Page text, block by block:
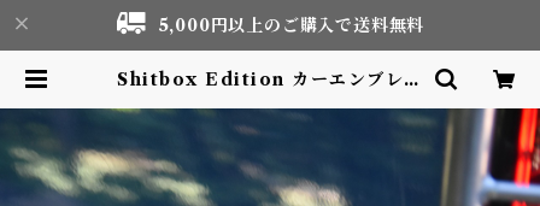
5,000円以上のご購入で送料無料
Shitbox Edition カーエンブレム
cal | Motor life & Outdoor A
dventure Tourism gear shop